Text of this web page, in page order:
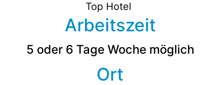
Top Hotel
Arbeitszeit
5 oder 6 Tage Woche möglich
Ort